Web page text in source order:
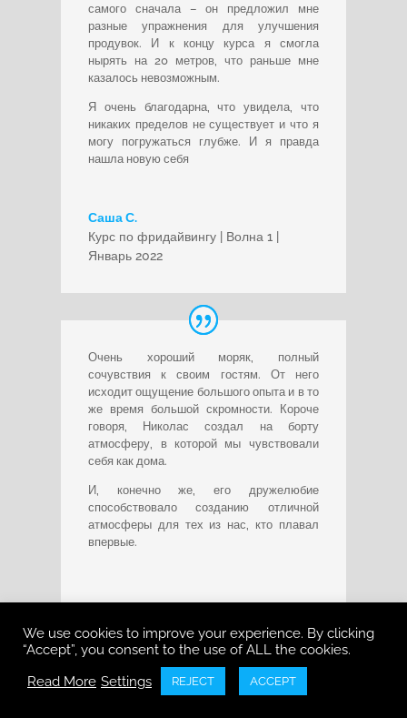
самого сначала – он предложил мне
разные упражнения для улучшения
продувок. И к концу курса я смогла
нырять на 20 метров, что раньше мне
казалось невозможным.
Я очень благодарна, что увидела, что
никаких пределов не существует и что я
могу погружаться глубже. И я правда
нашла новую себя
Саша С.
Курс по фридайвингу | Волна 1 |
Январь 2022
Очень хороший моряк, полный
сочувствия к своим гостям. От него
исходит ощущение большого опыта и в то
же время большой скромности.
Короче
говоря, Николас создал на борту
атмосферу, в которой мы чувствовали
себя как дома.
И, конечно же, его дружелюбие
способствовало созданию отличной
атмосферы для тех из нас, кто плавал
впервые.
Парусный круиз | Ионические острова,
Греция | Сентябрь 2024 г.
We use cookies to improve your experience. By clicking
“Accept”, you consent to the use of ALL the cookies.
Read More Settings REJECT ACCEPT